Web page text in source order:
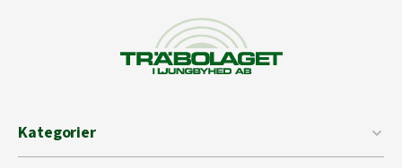
Kategorier